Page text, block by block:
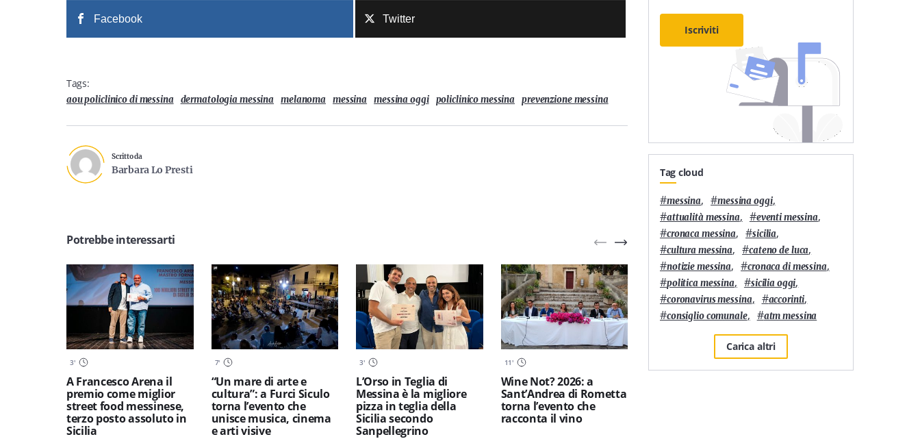
Facebook Twitter
Tags:
aou policlinico di messina dermatologia messina melanoma messina messina oggi policlinico messina prevenzione messina
Scritto da
Barbara Lo Presti
Potrebbe interessarti
3'
A Francesco Arena il
premio come miglior
street food messinese,
terzo posto assoluto in
Sicilia
7'
“Un mare di arte e
cultura”: a Furci Siculo
torna l’evento che
unisce musica, cinema
e arti visive
3'
L’Orso in Teglia di
Messina è la migliore
pizza in teglia della
Sicilia secondo
Sanpellegrino
11'
Wine Not? 2026: a
Sant’Andrea di Rometta
torna l’evento che
racconta il vino
Iscriviti
Tag cloud
#messina, #messina oggi,
#attualità messina, #eventi messina,
#cronaca messina, #sicilia,
#cultura messina, #cateno de luca,
#notizie messina, #cronaca di messina,
#politica messina, #sicilia oggi,
#coronavirus messina, #accorinti,
#consiglio comunale, #atm messina
Carica altri